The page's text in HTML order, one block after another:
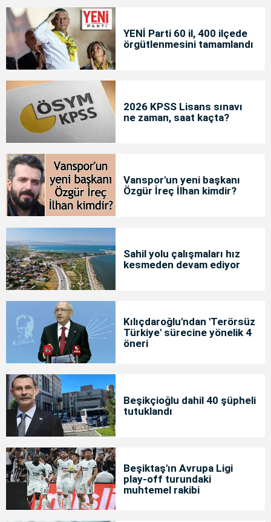
YENİ Parti 60 il, 400 ilçede
örgütlenmesini tamamlandı
2026 KPSS Lisans sınavı
ne zaman, saat kaçta?
Vanspor'un yeni başkanı
Özgür İreç İlhan kimdir?
Sahil yolu çalışmaları hız
kesmeden devam ediyor
Kılıçdaroğlu'ndan 'Terörsüz
Türkiye' sürecine yönelik 4
öneri
Beşikçioğlu dahil 40 şüpheli
tutuklandı
Beşiktaş'ın Avrupa Ligi
play-off turundaki
muhtemel rakibi